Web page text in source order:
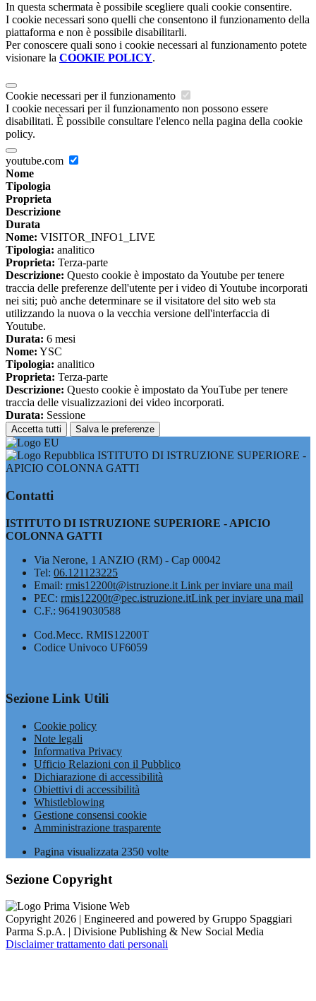
In questa schermata è possibile scegliere quali cookie consentire.
I cookie necessari sono quelli che consentono il funzionamento della
piattaforma e non è possibile disabilitarli.
Per conoscere quali sono i cookie necessari al funzionamento potete
visionare la COOKIE POLICY.
Cookie necessari per il funzionamento
I cookie necessari per il funzionamento non possono essere
disabilitati. È possibile consultare l'elenco nella pagina della cookie
policy.
youtube.com
Nome
Tipologia
Proprieta
Descrizione
Durata
Nome: VISITOR_INFO1_LIVE
Tipologia: analitico
Proprieta: Terza-parte
Descrizione: Questo cookie è impostato da Youtube per tenere
traccia delle preferenze dell'utente per i video di Youtube incorporati
nei siti; può anche determinare se il visitatore del sito web sta
utilizzando la nuova o la vecchia versione dell'interfaccia di
Youtube.
Durata: 6 mesi
Nome: YSC
Tipologia: analitico
Proprieta: Terza-parte
Descrizione: Questo cookie è impostato da YouTube per tenere
traccia delle visualizzazioni dei video incorporati.
Durata: Sessione
Accetta tutti Salva le preferenze
ISTITUTO DI ISTRUZIONE SUPERIORE -
APICIO COLONNA GATTI
Contatti
ISTITUTO DI ISTRUZIONE SUPERIORE - APICIO
COLONNA GATTI
Via Nerone, 1 ANZIO (RM) - Cap 00042
Tel: 06.121123225
Email: rmis12200t@istruzione.it Link per inviare una mail
PEC: rmis12200t@pec.istruzione.itLink per inviare una mail
C.F.: 96419030588
Cod.Mecc. RMIS12200T
Codice Univoco UF6059
Sezione Link Utili
Cookie policy
Note legali
Informativa Privacy
Ufficio Relazioni con il Pubblico
Dichiarazione di accessibilità
Obiettivi di accessibilità
Whistleblowing
Gestione consensi cookie
Amministrazione trasparente
Pagina visualizzata 2350 volte
Sezione Copyright
Copyright 2026 | Engineered and powered by Gruppo Spaggiari
Parma S.p.A. | Divisione Publishing & New Social Media
Disclaimer trattamento dati personali